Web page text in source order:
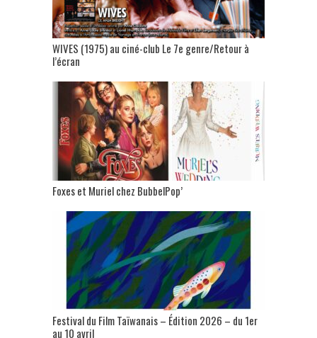
WIVES (1975) au ciné-club Le 7e genre/Retour à
l’écran
Foxes et Muriel chez BubbelPop’
Festival du Film Taïwanais – Édition 2026 – du 1er
au 10 avril